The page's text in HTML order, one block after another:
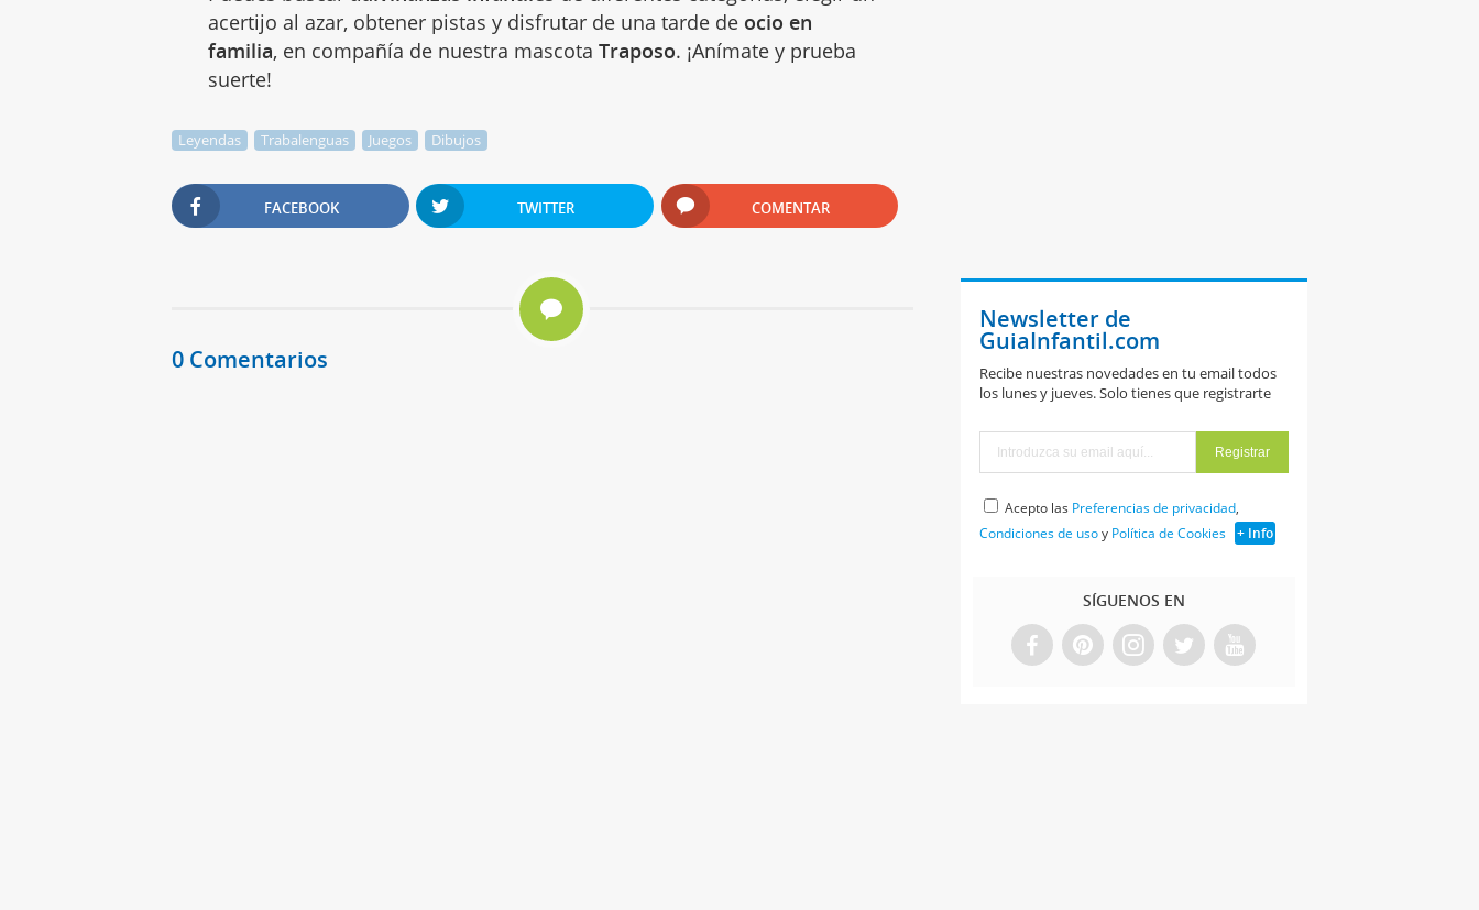
acertijo al azar, obtener pistas y disfrutar de una tarde de ocio en
familia, en compañía de nuestra mascotaTraposo. ¡Anímate y prueba
suerte!
Leyendas Trabalenguas Juegos Dibujos
FACEBOOK TWITTER COMENTAR
0 Comentarios
Newsletter de
GuiaInfantil.com
Recibe nuestras novedades en tu email todos
los lunes y jueves. Solo tienes que registrarte
Acepto las Preferencias de privacidad,
Condiciones de usoy Política de Cookies + Info
SÍGUENOS EN